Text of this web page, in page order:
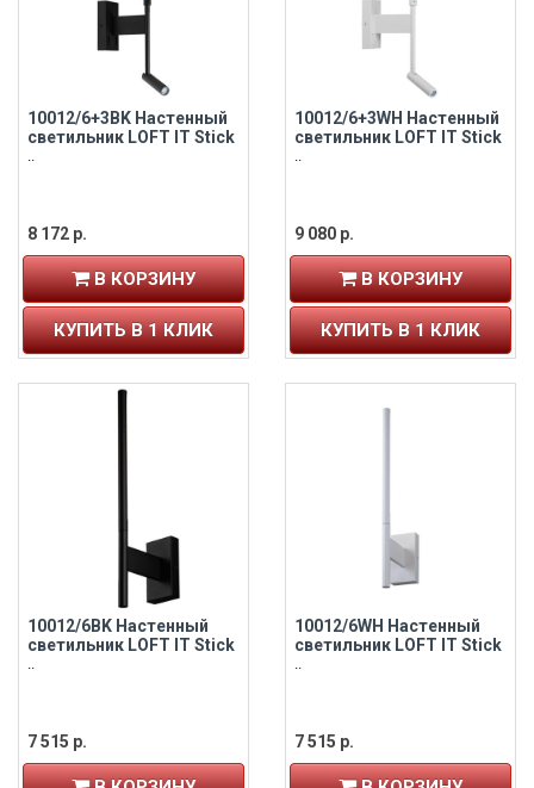
10012/6+3BK Настенный
светильник LOFT IT Stick
..
8 172 р.
В КОРЗИНУ
КУПИТЬ В 1 КЛИК
10012/6+3WH Настенный
светильник LOFT IT Stick
..
9 080 р.
В КОРЗИНУ
КУПИТЬ В 1 КЛИК
10012/6BK Настенный
светильник LOFT IT Stick
..
7 515 р.
10012/6WH Настенный
светильник LOFT IT Stick
..
7 515 р.